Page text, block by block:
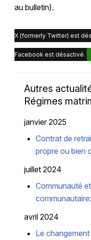
au bulletin).
X (formerly Twitter) est
Facebook est désactivé.
Autres
Régimes
janvier 2025
Contrat de
propre ou bien
juillet 2024
Communauté
avril 2024
Le